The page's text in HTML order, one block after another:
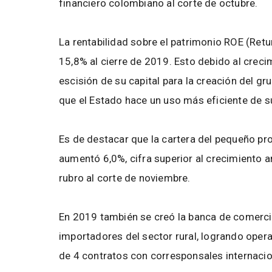
financiero colombiano al corte de octubre.
La rentabilidad sobre el patrimonio ROE
15,8% al cierre de 2019. Esto debido al
escisión de su capital para la creación del
que el Estado hace un uso más eficiente de
Es de destacar que la cartera del pequeño
aumentó 6,0%, cifra superior al crecimiento
rubro al corte de noviembre.
En 2019 también se creó la banca de
importadores del sector rural, logrando
de 4 contratos con corresponsales